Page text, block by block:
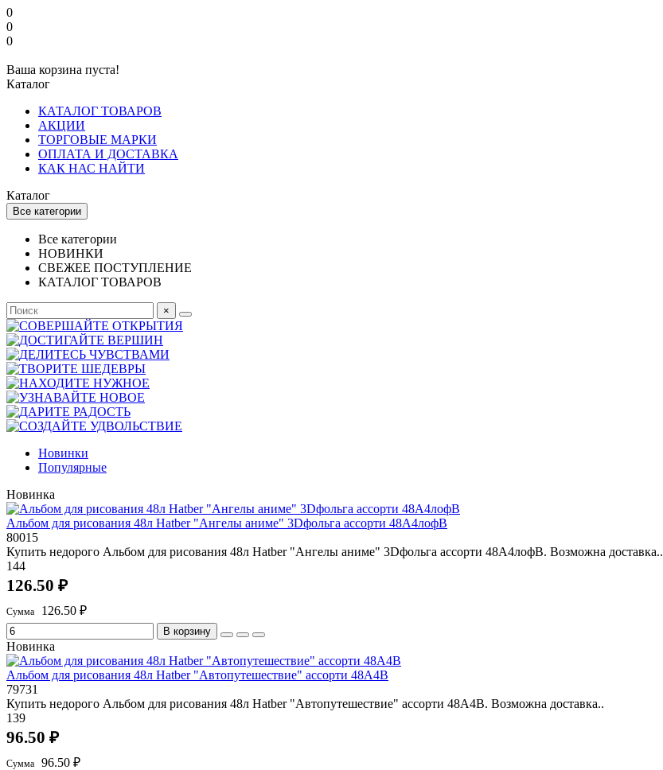
0
0
0
Ваша корзина пуста!
Каталог
КАТАЛОГ ТОВАРОВ
АКЦИИ
ТОРГОВЫЕ МАРКИ
ОПЛАТА И ДОСТАВКА
КАК НАС НАЙТИ
Каталог
Все категории
Все категории
НОВИНКИ
СВЕЖЕЕ ПОСТУПЛЕНИЕ
КАТАЛОГ ТОВАРОВ
×
Новинки
Популярные
Новинка
Альбом для рисования 48л Hatber "Ангелы аниме" 3Dфольга ассорти 48А4лофВ
80015
Купить недорого Альбом для рисования 48л Hatber "Ангелы аниме" 3Dфольга ассорти 48А4лофВ. Возможна доставка..
144
126.50 ₽
126.50 ₽
В корзину
Новинка
Альбом для рисования 48л Hatber "Автопутешествие" ассорти 48А4В
79731
Купить недорого Альбом для рисования 48л Hatber "Автопутешествие" ассорти 48А4В. Возможна доставка..
139
96.50 ₽
96.50 ₽